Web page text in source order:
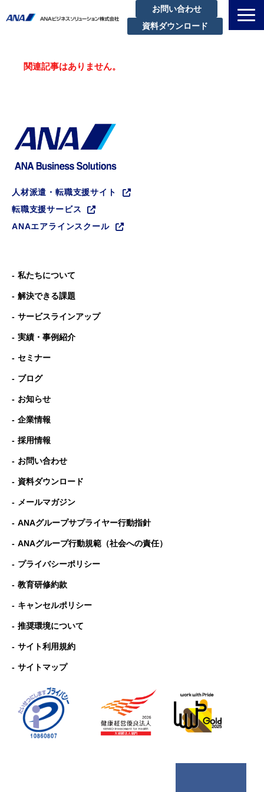
お問い合わせ
資料ダウンロード
解決できる課題
お知らせ
企業情報
関連記事はありません。
人材派遣・転職支援サイト
転職支援サービス
ANAエアラインスクール
私たちについて
解決できる課題
サービスラインアップ
実績・事例紹介
セミナー
ブログ
お知らせ
企業情報
採用情報
お問い合わせ
資料ダウンロード
メールマガジン
ANAグループサプライヤー行動指針
ANAグループ⾏動規範（社会への責任）
プライバシーポリシー
教育研修約款
キャンセルポリシー
推奨環境について
サイト利用規約
サイトマップ